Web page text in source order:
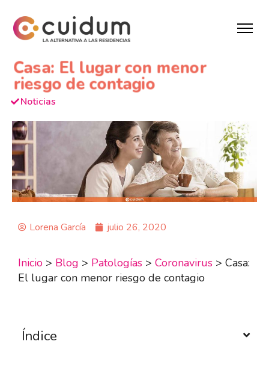
Casa: El lugar con menor
riesgo de contagio
Noticias
Lorena García julio 26, 2020
Inicio > Blog > Patologías > Coronavirus > Casa:
El lugar con menor riesgo de contagio
Índice